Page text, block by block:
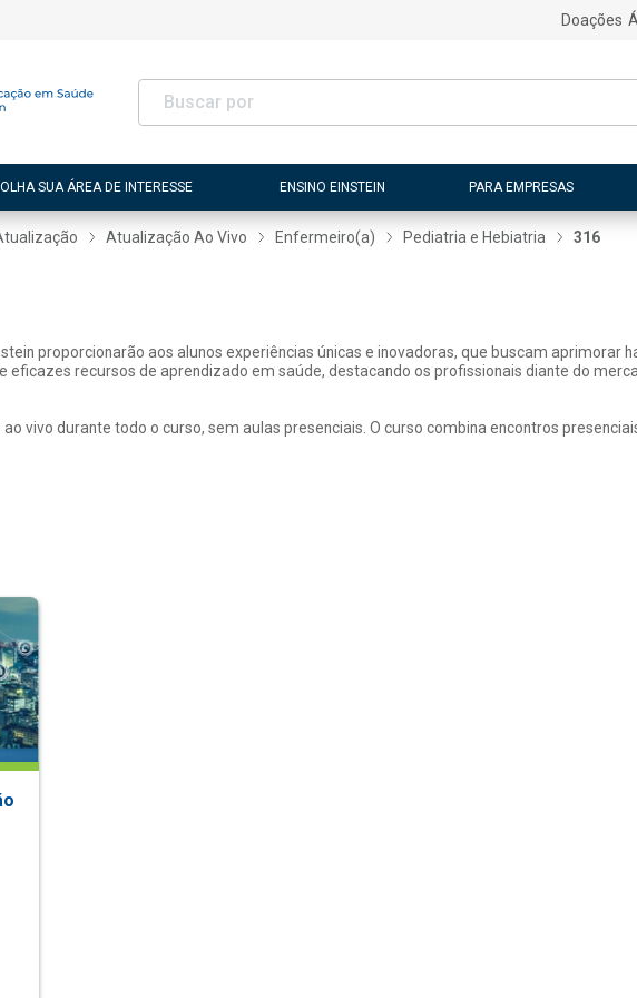
Doações
SUA ÁREA DE INTERESSE ENSINO EINSTEIN PARA EMPRESAS
Atualização Ao Vivo Enfermeiro(a) Pediatria e Hebiatria 316
proporcionarão aos alunos experiências únicas e inovadoras, que buscam
eficazes recursos de aprendizado em saúde, destacando os profissionais diante do
vivo durante todo o curso, sem aulas presenciais. O curso combina encontros